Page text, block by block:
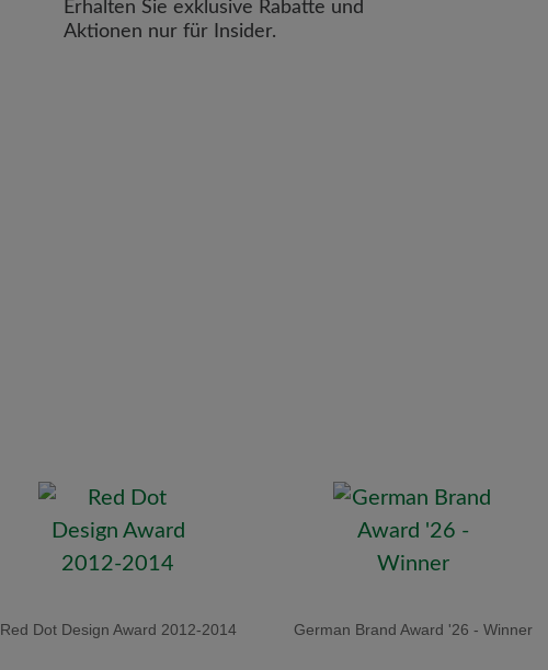
Erhalten Sie exklusive Rabatte und
Aktionen nur für Insider.
Red Dot Design Award 2012-2014 German Brand Award '26 - Winner